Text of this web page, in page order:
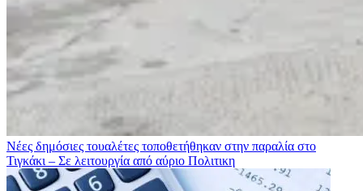
Νέες δημόσιες τουαλέτες τοποθετήθηκαν στην παραλία στο
Τιγκάκι – Σε λειτουργία από αύριο Πολιτικη